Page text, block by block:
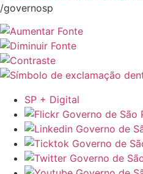
/governosp
SP + Digital